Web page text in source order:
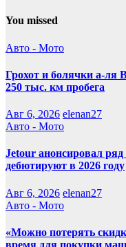
You missed
Авто - Мото
Грохот и болячки а-ля
250 тыс. км пробега
Авг 6, 2026 elenan27
Авто - Мото
Jetour анонсировал
дебютируют в 2026 году
Авг 6, 2026 elenan27
Авто - Мото
«Можно потерять
время для покупки